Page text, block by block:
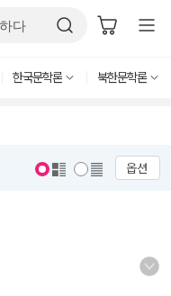
한국문학론 북한문학론
옵션